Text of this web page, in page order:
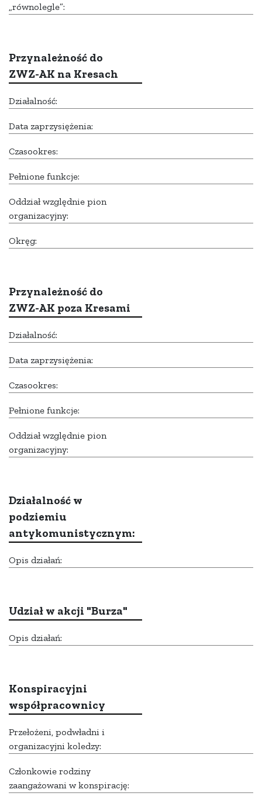
„równolegle”:
Przynależność do
ZWZ-AK na Kresach
Działalność:
Data zaprzysiężenia:
Czasookres:
Pełnione funkcje:
Oddział względnie pion
organizacyjny:
Okręg:
Przynależność do
ZWZ-AK poza Kresami
Działalność:
Data zaprzysiężenia:
Czasookres:
Pełnione funkcje:
Oddział względnie pion
organizacyjny:
Działalność w
podziemiu
antykomunistycznym:
Opis działań:
Udział w akcji "Burza"
Opis działań:
Konspiracyjni
współpracownicy
Przełożeni, podwładni i
organizacyjni koledzy:
Członkowie rodziny
zaangażowani w konspirację: